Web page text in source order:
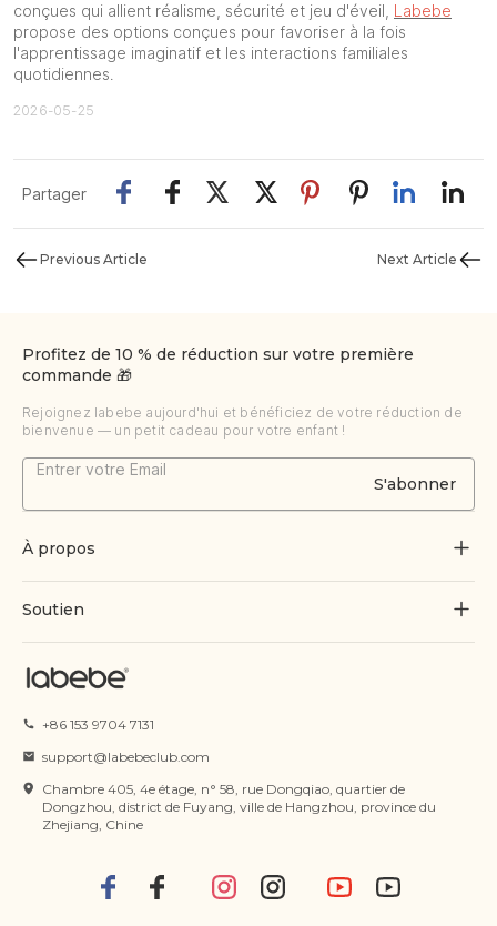
conçues qui allient réalisme, sécurité et jeu d'éveil, Labebe
propose des options conçues pour favoriser à la fois
l'apprentissage imaginatif et les interactions familiales
quotidiennes.
2026-05-25
Partager
Previous Article Next Article
Profitez de 10 % de réduction sur votre première
commande 🎁
Rejoignez labebe aujourd'hui et bénéficiez de votre réduction de
bienvenue — un petit cadeau pour votre enfant !
S'abonner
À propos
Grandir par le jeu
Blogues
Conditions d'utilisation
politique de confidentialité
Politique en matière de propriété
intellectuelle
Soutien
Expédition & Livraison
Modes de paiement
+86 153 9704 7131
support@labebeclub.com
Chambre 405, 4e étage, n° 58, rue Dongqiao, quartier de
Dongzhou, district de Fuyang, ville de Hangzhou, province du
Zhejiang, Chine